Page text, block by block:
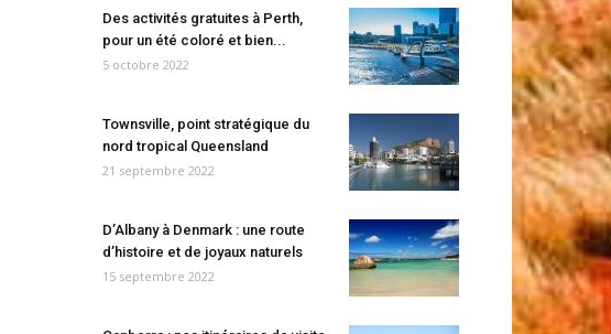
Des activités gratuites à Perth,
pour un été coloré et bien...
5 octobre 2022
Townsville, point stratégique du
nord tropical Queensland
21 septembre 2022
D’Albany à Denmark : une route
d’histoire et de joyaux naturels
15 septembre 2022